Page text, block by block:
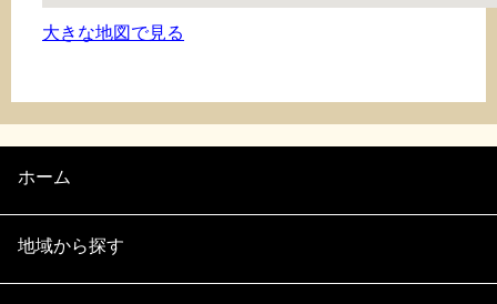
大きな地図で見る
ホーム
地域から探す